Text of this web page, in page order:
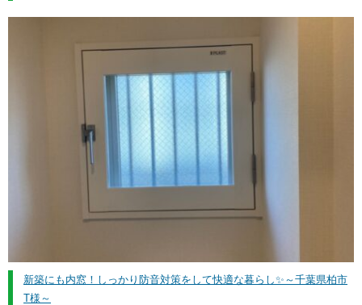
新築にも内窓！しっかり防音対策をして快適な暮らし✨～千葉県柏市
T様～